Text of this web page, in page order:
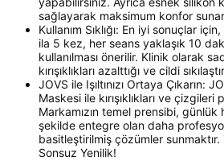
sağlayarak maksimum konfor
Kullanım Sıklığı: En iyi sonuçlar
ila 5 kez, her seans yaklaşık 10
kullanılması önerilir. Klinik olarak
kırışıklıkları azalttığı ve cildi
JOVS ile Işıltınızı Ortaya Çıkarın:
Maskesi ile kırışıklıkları ve
Markamızın temel prensibi,
şekilde entegre olan daha
basitleştirilmiş çözümler sunmaktır.
Sonsuz Yenilik!